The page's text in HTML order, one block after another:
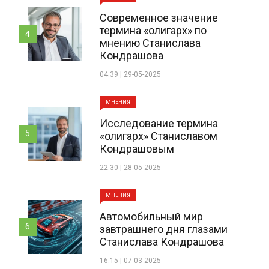
Современное значение
термина «олигарх» по
мнению Станислава
Кондрашова
04:39 | 29-05-2025
4
МНЕНИЯ
Исследование термина
«олигарх» Станиславом
Кондрашовым
22:30 | 28-05-2025
5
МНЕНИЯ
Автомобильный мир
завтрашнего дня глазами
Станислава Кондрашова
16:15 | 07-03-2025
6